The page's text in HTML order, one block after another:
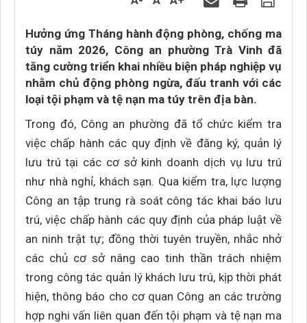
Hưởng ứng Tháng hành động phòng, chống ma
túy năm 2026, Công an phường Trà Vinh đã
tăng cường triển khai nhiều biện pháp nghiệp vụ
nhằm chủ động phòng ngừa, đấu tranh với các
loại tội phạm và tệ nạn ma túy trên địa bàn.
Trong đó, Công an phường đã tổ chức kiểm tra
việc chấp hành các quy định về đăng ký, quản lý
lưu trú tại các cơ sở kinh doanh dịch vụ lưu trú
như nhà nghỉ, khách sạn. Qua kiểm tra, lực lượng
Công an tập trung rà soát công tác khai báo lưu
trú, việc chấp hành các quy định của pháp luật về
an ninh trật tự; đồng thời tuyên truyền, nhắc nhở
các chủ cơ sở nâng cao tinh thần trách nhiệm
trong công tác quản lý khách lưu trú, kịp thời phát
hiện, thông báo cho cơ quan Công an các trường
hợp nghi vấn liên quan đến tội phạm và tệ nạn ma